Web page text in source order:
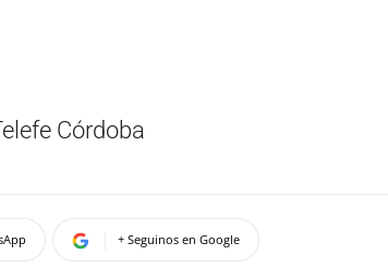
Córdoba
+ Seguinos en Google